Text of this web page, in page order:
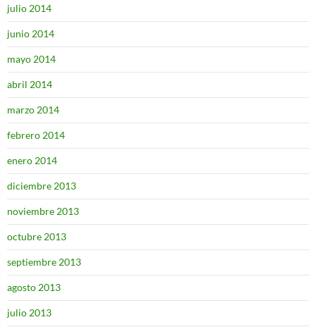
julio 2014
junio 2014
mayo 2014
abril 2014
marzo 2014
febrero 2014
enero 2014
diciembre 2013
noviembre 2013
octubre 2013
septiembre 2013
agosto 2013
julio 2013